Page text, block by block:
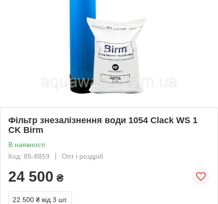
Фільтр знезалізнення води 1054 Clack WS 1
CK Birm
В наявності
Код: 85-8859
Опт і роздріб
24 500 ₴
22 500 ₴ від 3 шт.